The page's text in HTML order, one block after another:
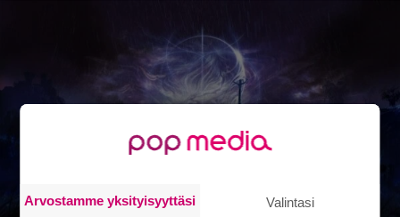
Arvostamme yksityisyyttäsi Valintasi